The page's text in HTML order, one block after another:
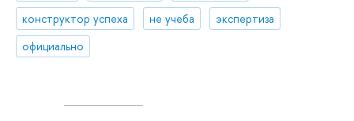
конструктор успеха
не учеба
экспертиза
официально